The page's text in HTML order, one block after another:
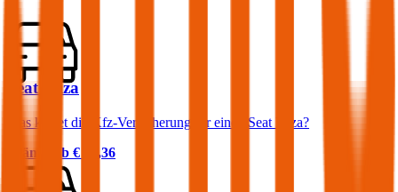
Seat Ibiza
Was kostet die Kfz-Versicherung für einen Seat Ibiza?
Prämie ab € 36,36